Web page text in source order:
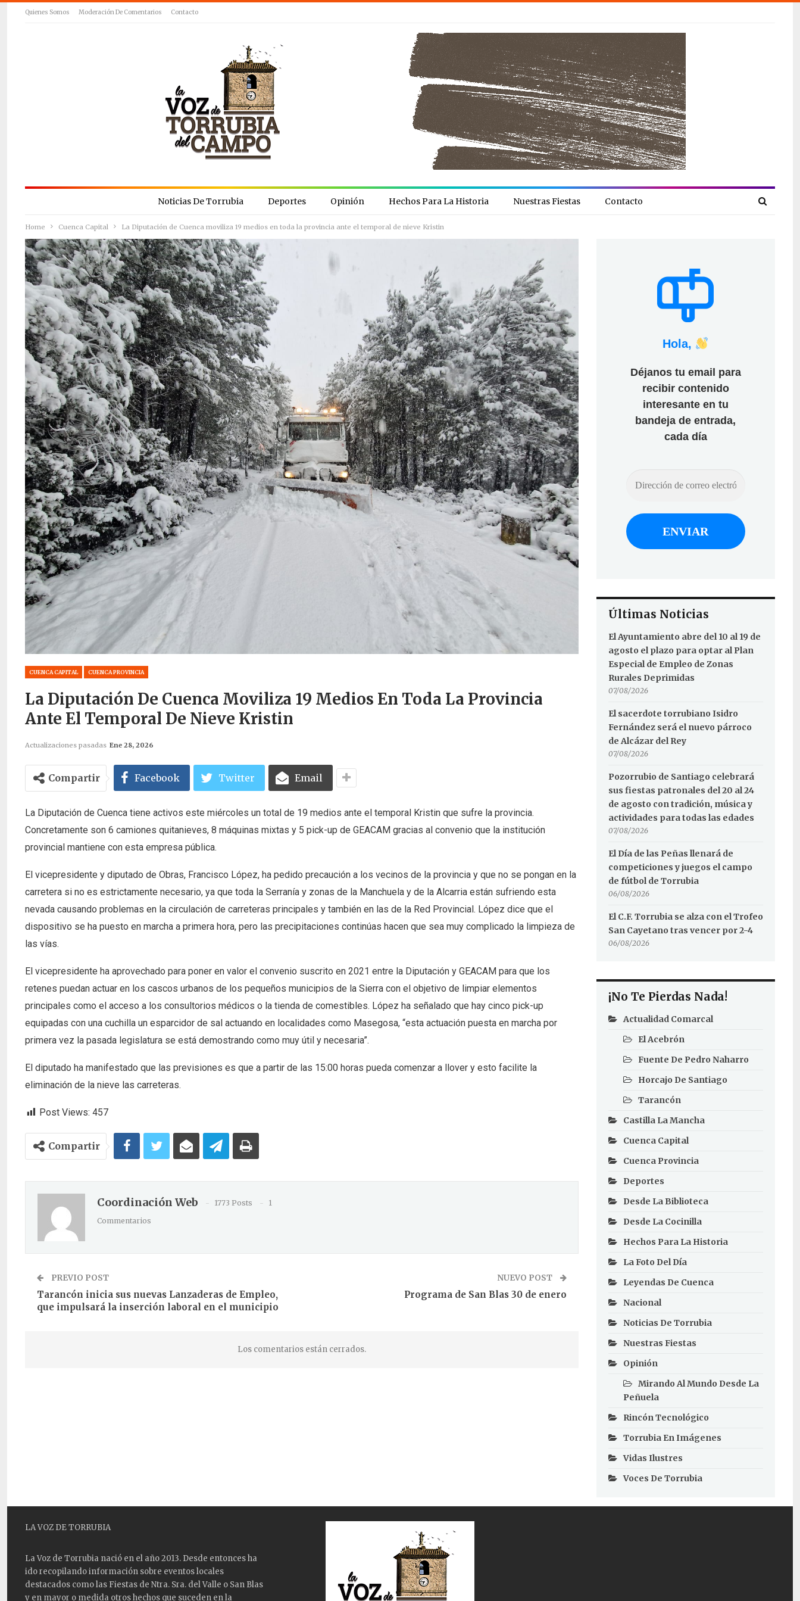
Quienes Somos Moderación De Comentarios Contacto
Noticias De Torrubia Deportes Opinión Hechos Para La Historia Nuestras Fiestas Contacto
Home Cuenca Capital La Diputación de Cuenca moviliza 19 medios en toda la provincia ante el temporal de nieve Kristin
CUENCA CAPITAL CUENCA PROVINCIA
La Diputación De Cuenca Moviliza 19 Medios En Toda La Provincia
Ante El Temporal De Nieve Kristin
Actualizaciones pasadas Ene 28, 2026
Compartir Facebook Twitter Email
La Diputación de Cuenca tiene activos este miércoles un total de 19 medios ante el temporal Kristin que sufre la provincia.
Concretamente son 6 camiones quitanieves, 8 máquinas mixtas y 5 pick-up de GEACAM gracias al convenio que la institución
provincial mantiene con esta empresa pública.
El vicepresidente y diputado de Obras, Francisco López, ha pedido precaución a los vecinos de la provincia y que no se pongan en la
carretera si no es estrictamente necesario, ya que toda la Serranía y zonas de la Manchuela y de la Alcarria están sufriendo esta
nevada causando problemas en la circulación de carreteras principales y también en las de la Red Provincial. López dice que el
dispositivo se ha puesto en marcha a primera hora, pero las precipitaciones continúas hacen que sea muy complicado la limpieza de
las vías.
El vicepresidente ha aprovechado para poner en valor el convenio suscrito en 2021 entre la Diputación y GEACAM para que los
retenes puedan actuar en los cascos urbanos de los pequeños municipios de la Sierra con el objetivo de limpiar elementos
principales como el acceso a los consultorios médicos o la tienda de comestibles. López ha señalado que hay cinco pick-up
equipadas con una cuchilla un esparcidor de sal actuando en localidades como Masegosa, “esta actuación puesta en marcha por
primera vez la pasada legislatura se está demostrando como muy útil y necesaria”.
El diputado ha manifestado que las previsiones es que a partir de las 15:00 horas pueda comenzar a llover y esto facilite la
eliminación de la nieve las carreteras.
Post Views: 457
Compartir
Coordinación Web 1773 Posts
1
Commentarios
PREVIO POST
Tarancón inicia sus nuevas Lanzaderas de Empleo,
que impulsará la inserción laboral en el municipio
NUEVO POST
Programa de San Blas 30 de enero
Los comentarios están cerrados.
Hola,
Déjanos tu email para
recibir contenido
interesante en tu
bandeja de entrada,
cada día
Últimas Noticias
El Ayuntamiento abre del 10 al 19 de
agosto el plazo para optar al Plan
Especial de Empleo de Zonas
Rurales Deprimidas
07/08/2026
El sacerdote torrubiano Isidro
Fernández será el nuevo párroco
de Alcázar del Rey
07/08/2026
Pozorrubio de Santiago celebrará
sus fiestas patronales del 20 al 24
de agosto con tradición, música y
actividades para todas las edades
07/08/2026
El Día de las Peñas llenará de
competiciones y juegos el campo
de fútbol de Torrubia
06/08/2026
El C.F. Torrubia se alza con el Trofeo
San Cayetano tras vencer por 2-4
06/08/2026
¡No Te Pierdas Nada!
Actualidad Comarcal
El Acebrón
Fuente De Pedro Naharro
Horcajo De Santiago
Tarancón
Castilla La Mancha
Cuenca Capital
Cuenca Provincia
Deportes
Desde La Biblioteca
Desde La Cocinilla
Hechos Para La Historia
La Foto Del Día
Leyendas De Cuenca
Nacional
Noticias De Torrubia
Nuestras Fiestas
Opinión
Mirando Al Mundo Desde La
Peñuela
Rincón Tecnológico
Torrubia En Imágenes
Vidas Ilustres
Voces De Torrubia
LA VOZ DE TORRUBIA
La Voz de Torrubia nació en el año 2013. Desde entonces ha
ido recopilando información sobre eventos locales
destacados como las Fiestas de Ntra. Sra. del Valle o San Blas
y en mayor o medida otros hechos que suceden en la